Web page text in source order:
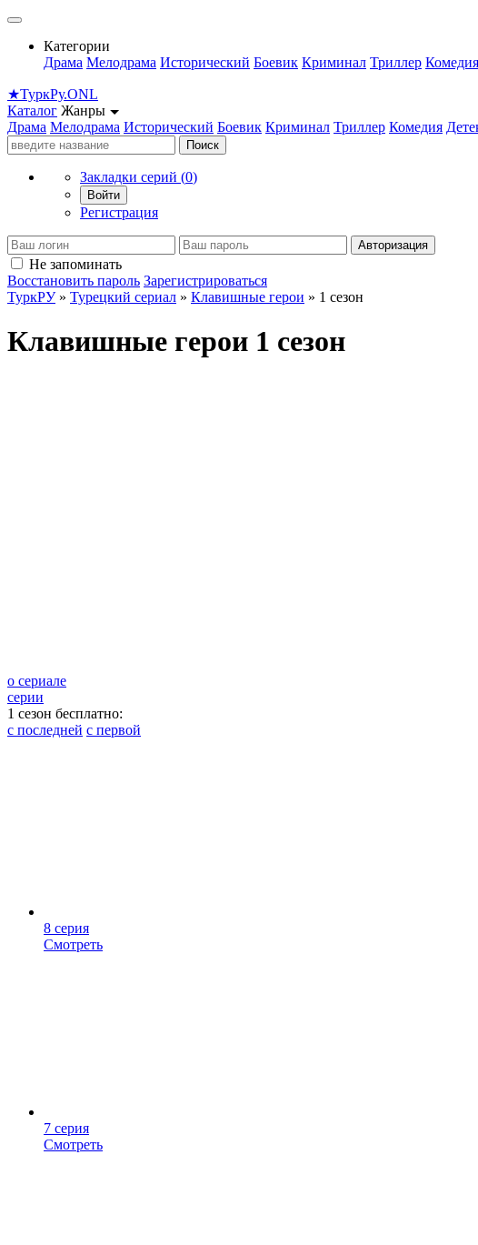
Категории
Драма Мелодрама Исторический Боевик Криминал Триллер Комедия
★ТуркРу.ONL
Каталог Жанры
Драма Мелодрама Исторический Боевик Криминал Триллер Комедия
Поиск
Закладки серий (0)
Войти
Регистрация
Авторизация
Не запоминать
Восстановить пароль Зарегистрироваться
ТуркРУ» Турецкий сериал » Клавишные герои » 1 сезон
Клавишные герои 1 сезон
о сериале
серии
1 сезон бесплатно:
с последней с первой
8 серия
Смотреть
7 серия
Смотреть